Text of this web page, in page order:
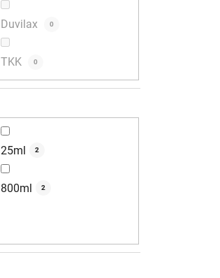
Duvilax 0
TKK 0
25ml 2
800ml 2